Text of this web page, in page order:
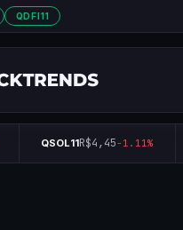
QDFI11
QSOL11R$4,45-1.11%